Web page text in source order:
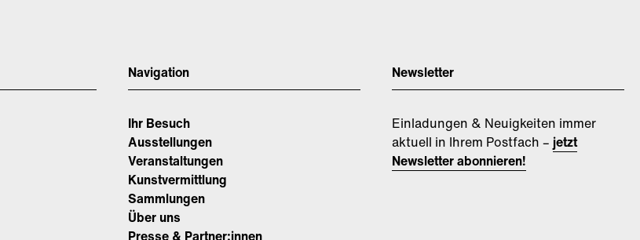
Navigation
Ihr Besuch
Ausstellungen
Veranstaltungen
Kunstvermittlung
Sammlungen
Über uns
Presse & Partner:innen
Newsletter
Einladungen & Neuigkeiten immer
aktuell in Ihrem Postfach – jetzt
Newsletter abonnieren!